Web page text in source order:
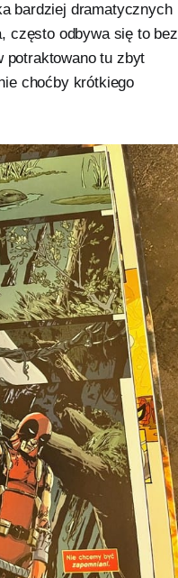
bardziej dramatycznych
często odbywa się to bez
potraktowano tu zbyt
choćby krótkiego